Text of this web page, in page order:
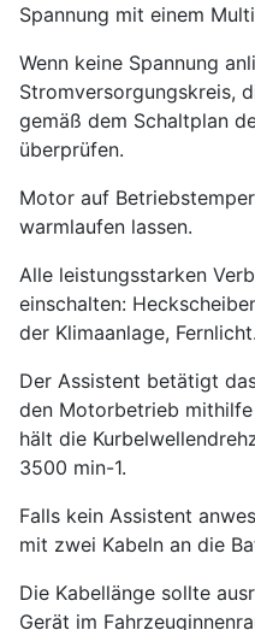
Spannung mit einem
Wenn keine Spannung
Stromversorgungskreis,
gemäß dem Schaltplan
überprüfen.
Motor auf
warmlaufen lassen.
Alle leistungsstarken
einschalten:
der Klimaanlage, Fernlicht.
Der Assistent betätigt
den Motorbetrieb mithilfe
hält die
3500 min-1.
Falls kein Assistent
mit zwei Kabeln an die
Die Kabellänge sollte
Gerät im